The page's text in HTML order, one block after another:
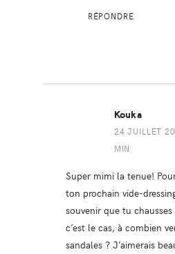
RÉPONDRE
Kouka
24 JUILLET
MIN
Super mimi la tenue!
ton prochain vide-
souvenir que tu
c’est le cas, à combien
sandales ? J’aimerais